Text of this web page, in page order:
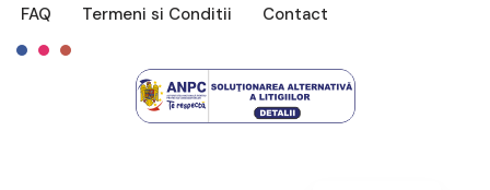
FAQ Termeni si Conditii Contact